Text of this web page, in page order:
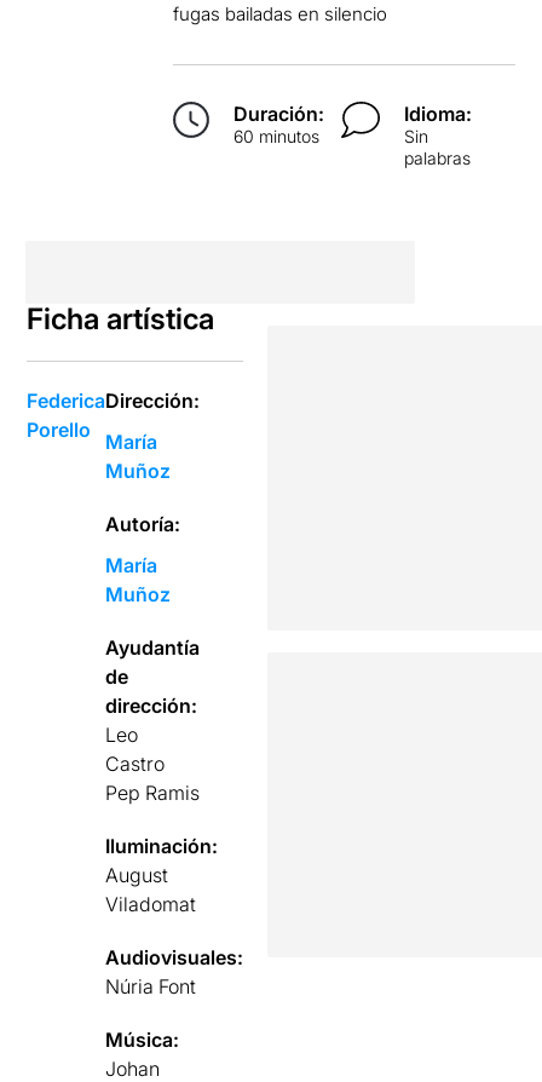
fugas bailadas en silencio
Duración:
60 minutos
Idioma:
Sin
palabras
Ficha artística
Federica
Porello
Dirección:
María
Muñoz
Autoría:
María
Muñoz
Ayudantía
de
dirección:
Leo
Castro
Pep Ramis
Iluminación:
August
Viladomat
Audiovisuales:
Núria Font
Música:
Johan